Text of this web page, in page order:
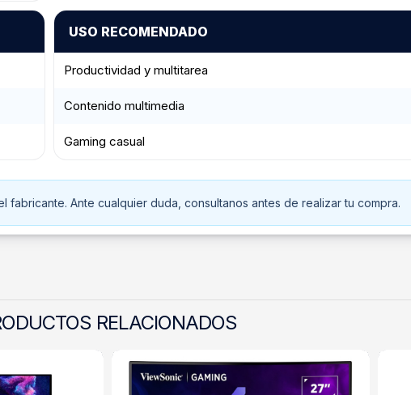
USO RECOMENDADO
Productividad y multitarea
Contenido multimedia
Gaming casual
Ante cualquier duda, consultanos antes de realizar tu compra.
RELACIONADOS